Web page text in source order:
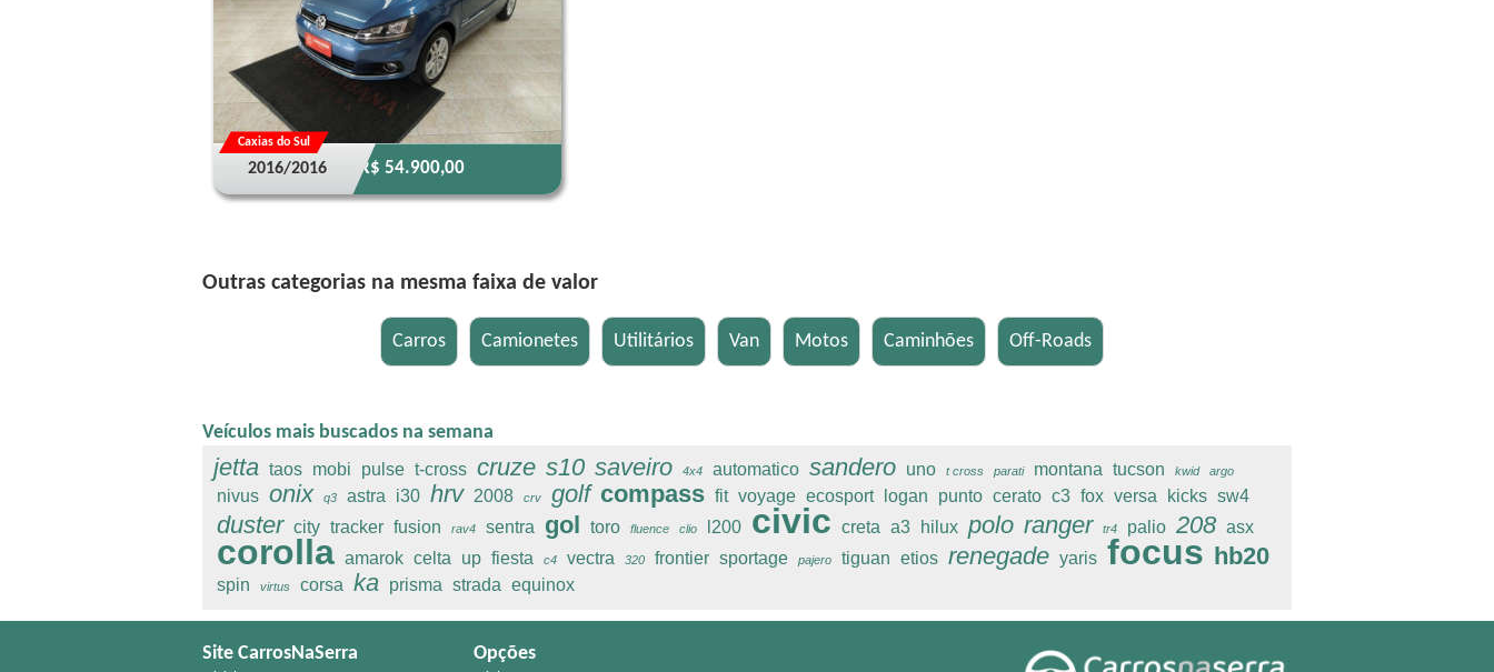
Caxias do Sul
2016/2016 R$ 54.900,00
Outras categorias na mesma faixa de valor
Veículos mais buscados na semana
jetta taos mobi pulse t-cross cruze s10 saveiro 4x4 automatico sandero uno t cross parati montana tucson kwid argo
nivus onix q3 astra i30 hrv 2008 crv golf compass fit voyage ecosport logan punto cerato c3 fox versa kicks sw4
duster city tracker fusion rav4 sentra gol toro fluence clio l200 civic creta a3 hilux polo ranger tr4 palio 208 asx
corolla amarok celta up fiesta c4 vectra 320 frontier sportage pajero tiguan etios renegade yaris focus hb20
spin virtus corsa ka prisma strada equinox
Site CarrosNaSerra Opções